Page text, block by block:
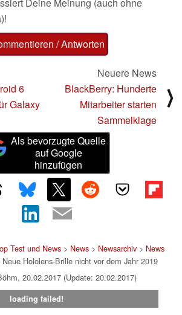
/ Antworten
6
Galaxy
Neuere News
BlackBerry: Hunderte
Mitarbeiter starten
Sammelklage
⟩
Als bevorzugte Quelle
auf Google
hinzufügen
Test und News> News> Newsarchiv> News
Hololens-Brille nicht vor dem Jahr 2019
20.02.2017 (Update: 20.02.2017)
loading failed!